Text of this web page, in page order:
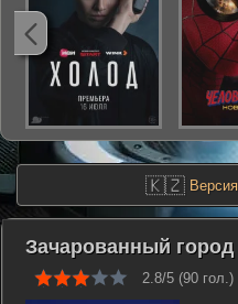
🇰🇿
Зачарованный город
2.8/5 (90 гол.)